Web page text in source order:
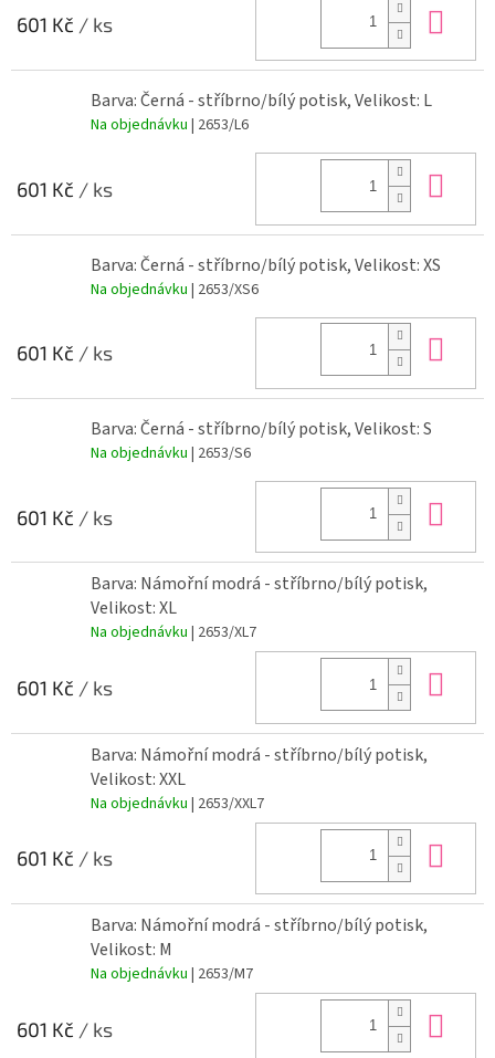
601 Kč / ks
Barva: Černá - stříbrno/bílý potisk, Velikost: L
Na objednávku | 2653/L6
601 Kč / ks
Barva: Černá - stříbrno/bílý potisk, Velikost: XS
Na objednávku | 2653/XS6
601 Kč / ks
Barva: Černá - stříbrno/bílý potisk, Velikost: S
Na objednávku | 2653/S6
601 Kč / ks
Barva: Námořní modrá - stříbrno/bílý potisk,
Velikost: XL
Na objednávku | 2653/XL7
601 Kč / ks
Barva: Námořní modrá - stříbrno/bílý potisk,
Velikost: XXL
Na objednávku | 2653/XXL7
601 Kč / ks
Barva: Námořní modrá - stříbrno/bílý potisk,
Velikost: M
Na objednávku | 2653/M7
601 Kč / ks